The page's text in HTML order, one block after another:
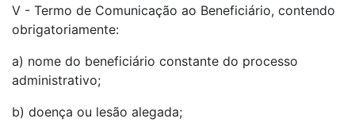
V - Termo de Comunicação ao Beneficiário, contendo
obrigatoriamente:
a) nome do beneficiário constante do processo
administrativo;
b) doença ou lesão alegada;